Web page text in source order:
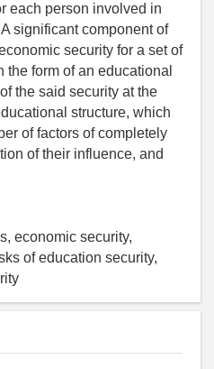
each person involved in
significant component of
security for a set of
form of an educational
the said security at the
structure, which
of factors of completely
of their influence, and
economic security,
of education security,